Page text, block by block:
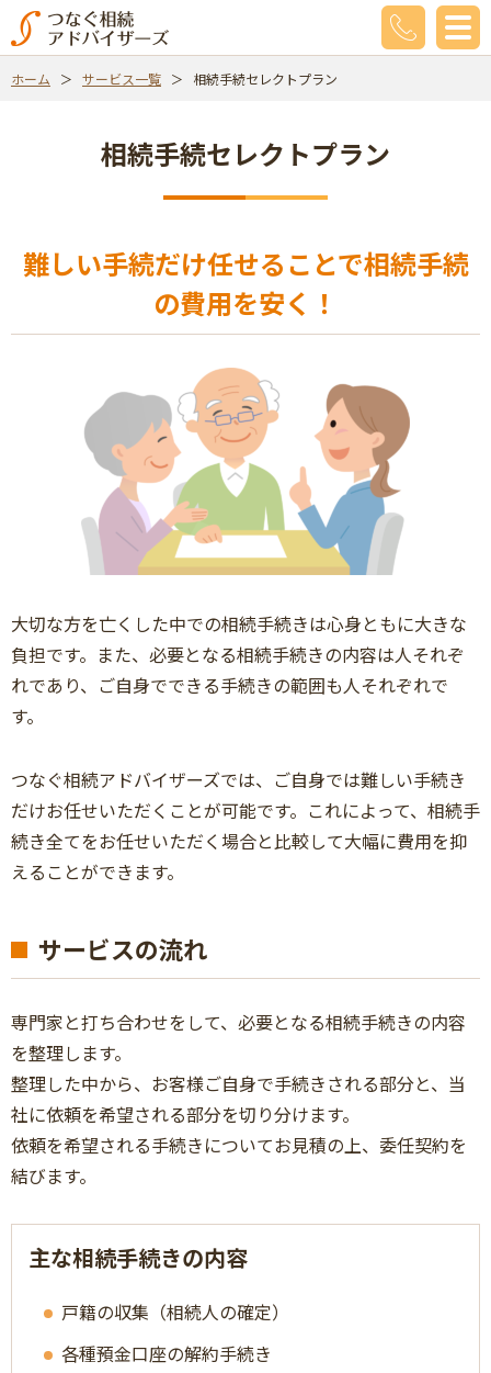
ホーム サービス一覧 相続手続セレクトプラン
相続手続セレクトプラン
難しい手続だけ任せることで相続手続
の費用を安く！
大切な方を亡くした中での相続手続きは心身ともに大きな
負担です。また、必要となる相続手続きの内容は人それぞ
れであり、ご自身でできる手続きの範囲も人それぞれで
す。
つなぐ相続アドバイザーズでは、ご自身では難しい手続き
だけお任せいただくことが可能です。これによって、相続手
続き全てをお任せいただく場合と比較して大幅に費用を抑
えることができます。
サービスの流れ
専門家と打ち合わせをして、必要となる相続手続きの内容
を整理します。
整理した中から、お客様ご自身で手続きされる部分と、当
社に依頼を希望される部分を切り分けます。
依頼を希望される手続きについてお見積の上、委任契約を
結びます。
主な相続手続きの内容
戸籍の収集（相続人の確定）
各種預金口座の解約手続き